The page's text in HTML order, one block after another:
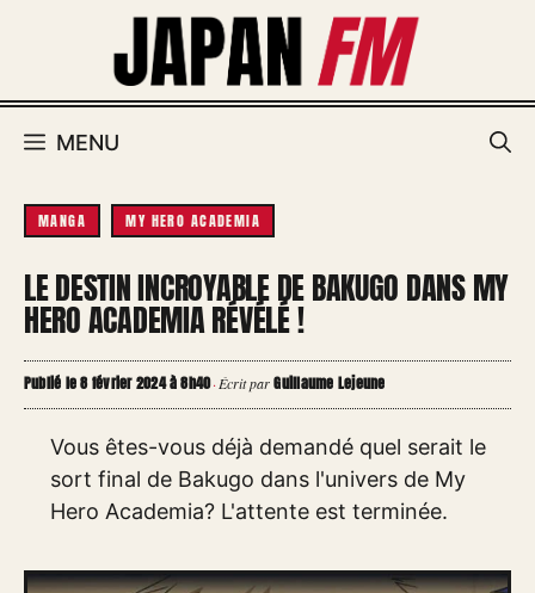
MENU
MANGA MY HERO ACADEMIA
LE DESTIN INCROYABLE DE BAKUGO DANS MY
HERO ACADEMIA RÉVÉLÉ !
Publié le 8 février 2024 à 8h40·Écrit parGuillaume Lejeune
Vous êtes-vous déjà demandé quel serait le
sort final de Bakugo dans l'univers de My
Hero Academia? L'attente est terminée.